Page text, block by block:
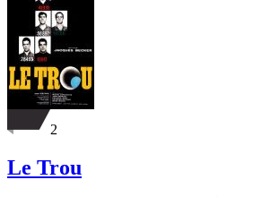
2
Le Trou